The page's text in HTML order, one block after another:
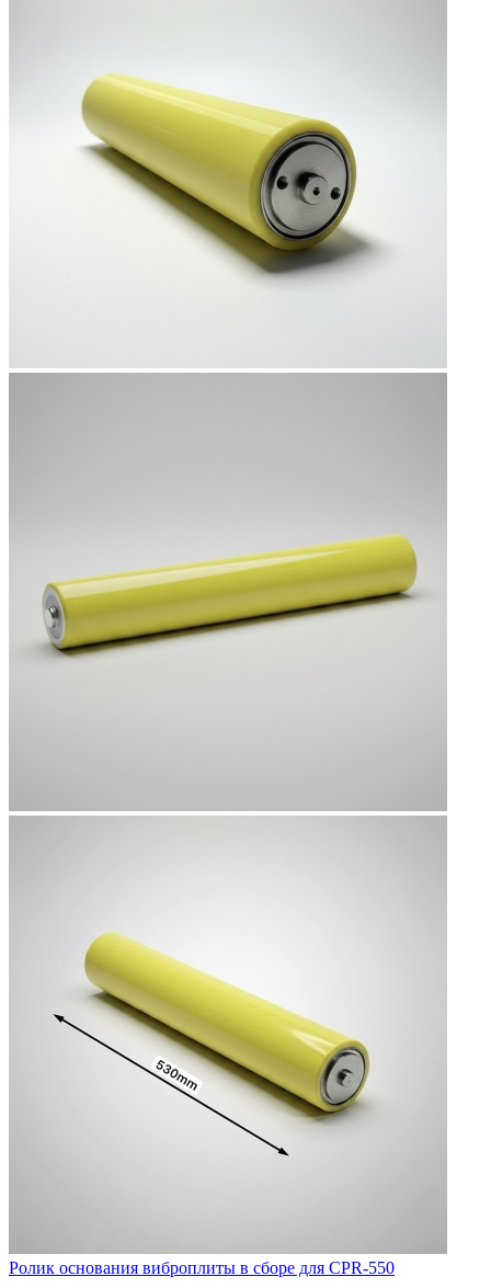
Ролик основания виброплиты в сборе для CPR-550